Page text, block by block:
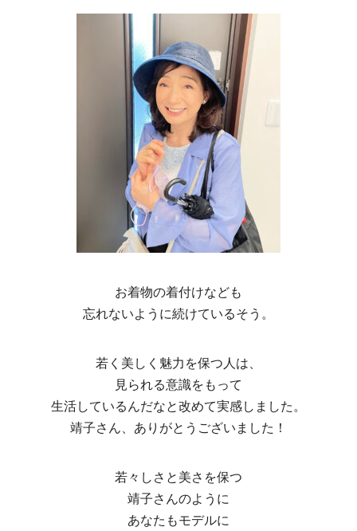
お着物の着付けなども
忘れないように続けているそう。
若く美しく魅力を保つ人は、
見られる意識をもって
生活しているんだなと改めて実感しました。
靖子さん、ありがとうございました！
若々しさと美さを保つ
靖子さんのように
あなたもモデルに